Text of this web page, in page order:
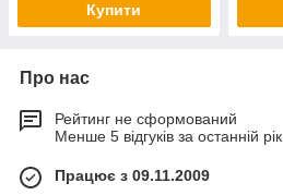
Купити
Про нас
Рейтинг не сформований
Менше 5 відгуків за останній рік
Працює з 09.11.2009